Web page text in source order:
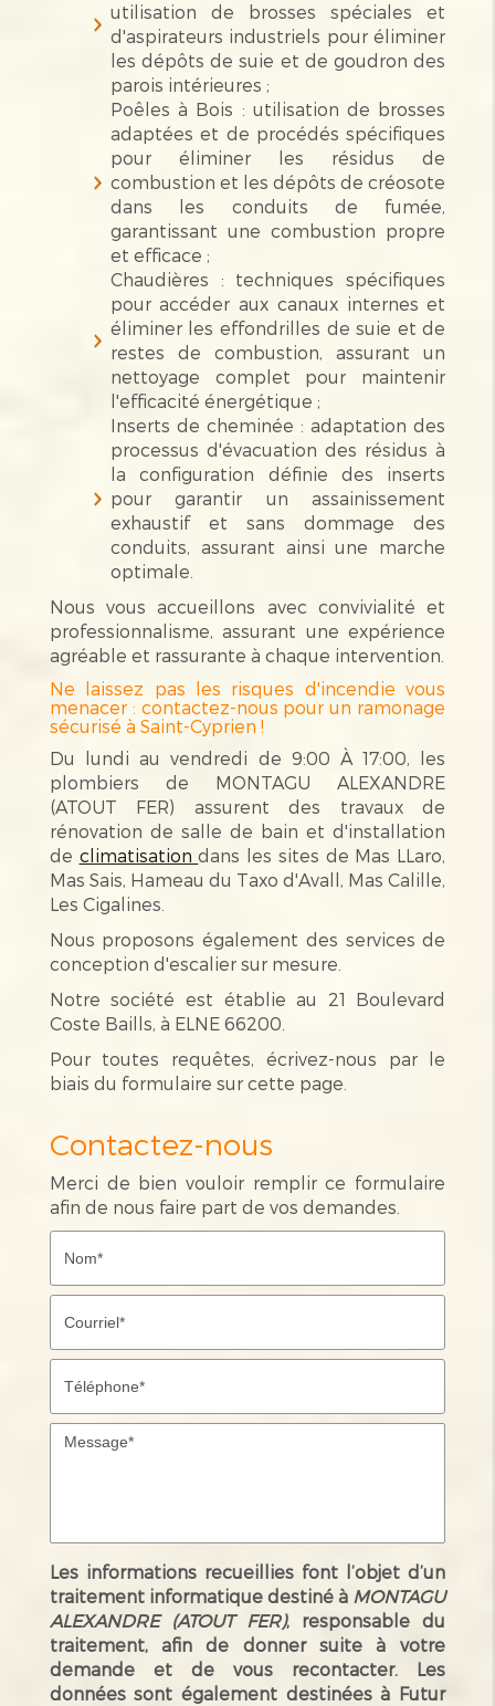
utilisation de brosses spéciales et
d'aspirateurs industriels pour éliminer
les dépôts de suie et de goudron des
parois intérieures ;
Poêles à Bois : utilisation de brosses
adaptées et de procédés spécifiques
pour éliminer les résidus de
combustion et les dépôts de créosote
dans les conduits de fumée,
garantissant une combustion propre
et efficace ;
Chaudières : techniques spécifiques
pour accéder aux canaux internes et
éliminer les effondrilles de suie et de
restes de combustion, assurant un
nettoyage complet pour maintenir
l'efficacité énergétique ;
Inserts de cheminée : adaptation des
processus d'évacuation des résidus à
la configuration définie des inserts
pour garantir un assainissement
exhaustif et sans dommage des
conduits, assurant ainsi une marche
optimale.
Nous vous accueillons avec convivialité et
professionnalisme, assurant une expérience
agréable et rassurante à chaque intervention.
Ne laissez pas les risques d'incendie vous
menacer : contactez-nous pour un ramonage
sécurisé à Saint-Cyprien !
Du lundi au vendredi de 9:00 À 17:00, les
plombiers de MONTAGU ALEXANDRE
(ATOUT FER) assurent des travaux de
rénovation de salle de bain et d'installation
de climatisationdans les sites de Mas LLaro,
Mas Sais, Hameau du Taxo d'Avall, Mas Calille,
Les Cigalines.
Nous proposons également des services de
conception d'escalier sur mesure.
Notre société est établie au 21 Boulevard
Coste Baills, à ELNE 66200.
Pour toutes requêtes, écrivez-nous par le
biais du formulaire sur cette page.
Contactez-nous
Merci de bien vouloir remplir ce formulaire
afin de nous faire part de vos demandes.
Les informations recueillies font l’objet d’un
traitement informatique destiné àMONTAGU
ALEXANDRE (ATOUT FER), responsable du
traitement, afin de donner suite à votre
demande et de vous recontacter. Les
données sont également destinées à Futur